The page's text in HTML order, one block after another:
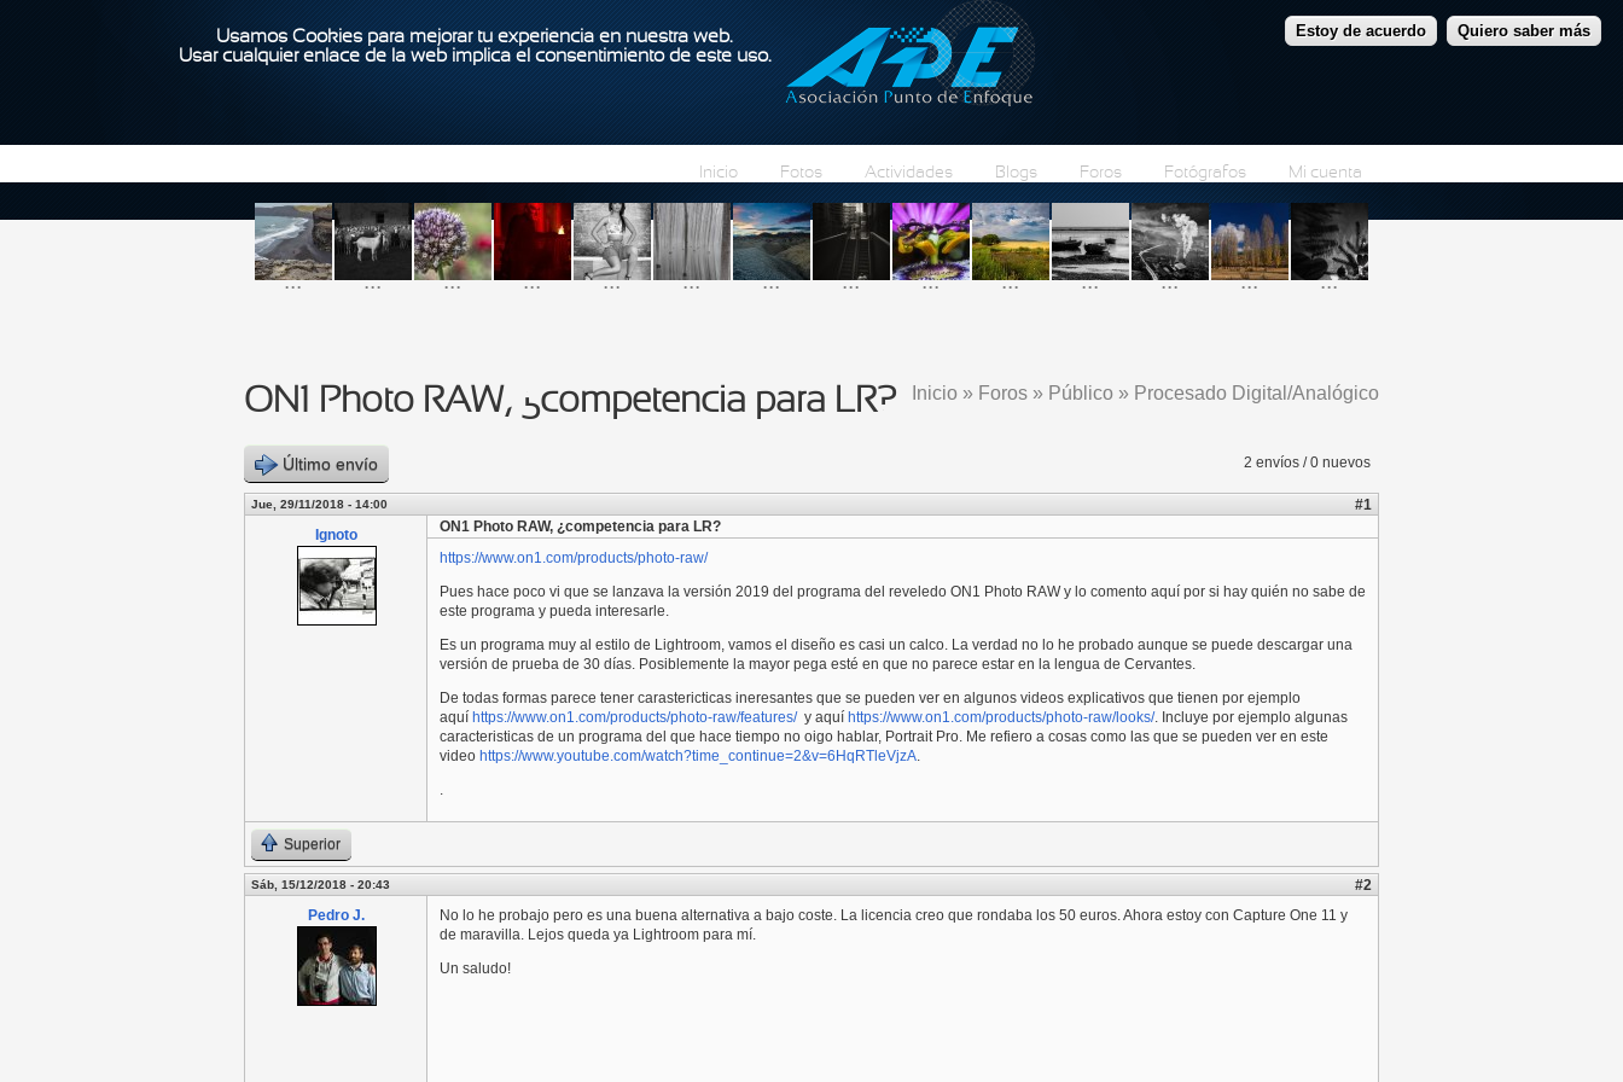
Usamos Cookies para mejorar tu experiencia en nuestra web.
Usar cualquier enlace de la web implica el consentimiento de este uso.
Estoy de acuerdo Quiero saber más
Pasar al contenido principal
Inicio Fotos Actividades Blogs Foros Fotógrafos Mi cuenta
... ... ... ... ... ... ... ... ... ... ... ... ... ...
Inicio » Foros » Público » Procesado Digital/Analógico
ON1 Photo RAW, ¿competencia para LR?
2 envíos / 0 nuevos
Último envío
Jue, 29/11/2018 - 14:00
#1
Ignoto
ON1 Photo RAW, ¿competencia para LR?
https://www.on1.com/products/photo-raw/
Pues hace poco vi que se lanzava la versión 2019 del programa del reveledo ON1 Photo RAW y lo comento aquí por si hay quién no sabe de
este programa y pueda interesarle.
Es un programa muy al estilo de Lightroom, vamos el diseño es casi un calco. La verdad no lo he probado aunque se puede descargar una
versión de prueba de 30 días. Posiblemente la mayor pega esté en que no parece estar en la lengua de Cervantes.
De todas formas parece tener carastericticas ineresantes que se pueden ver en algunos videos explicativos que tienen por ejemplo
aquí https://www.on1.com/products/photo-raw/features/y aquí https://www.on1.com/products/photo-raw/looks/. Incluye por ejemplo algunas
caracteristicas de un programa del que hace tiempo no oigo hablar, Portrait Pro. Me refiero a cosas como las que se pueden ver en este
video https://www.youtube.com/watch?time_continue=2&v=6HqRTleVjzA.
.
Superior
Sáb, 15/12/2018 - 20:43
#2
Pedro J.
No lo he probajo pero es una buena alternativa a bajo coste. La licencia creo que rondaba los 50 euros. Ahora estoy con Capture One 11 y
de maravilla. Lejos queda ya Lightroom para mí.
Un saludo!